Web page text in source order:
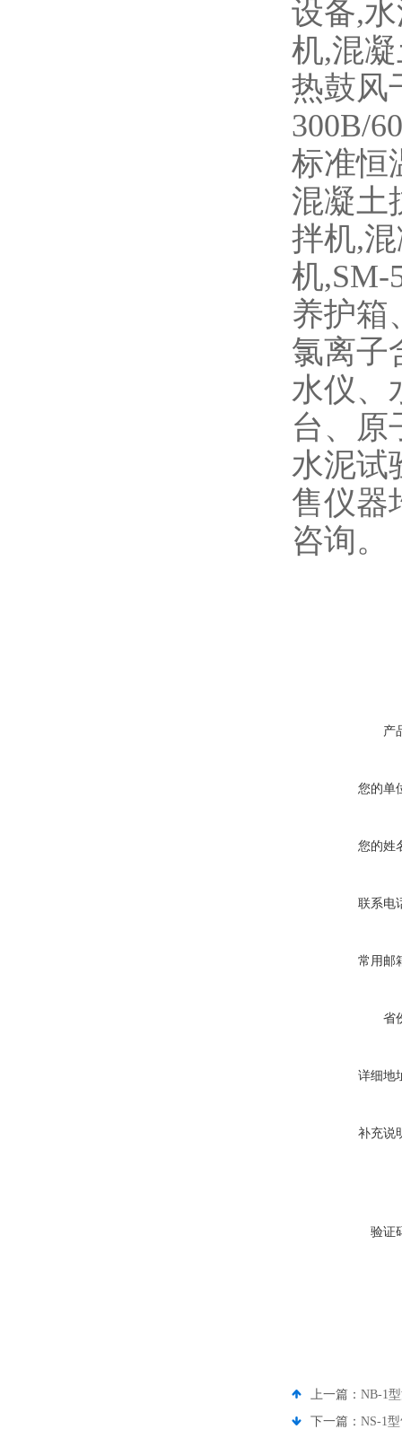
设备,
机,混
热鼓风
300B/
标准恒
混凝土
拌机,
机,SM-
养护箱
氯离子
水仪、
台、原
水泥试
售仪器
咨询。
产
您的单
您的姓
联系电
常用邮
省
详细地
补充说
验证
上一篇： NB-1
下一篇： NS-1